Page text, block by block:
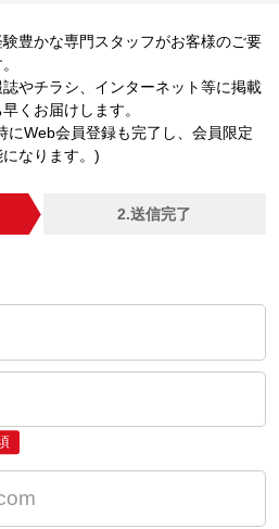
豊かな専門スタッフがお客様のご要
やチラシ、インターネット等に掲載
くお届けします。
Web会員登録も完了し、会員限定
なります。)
2.送信完了